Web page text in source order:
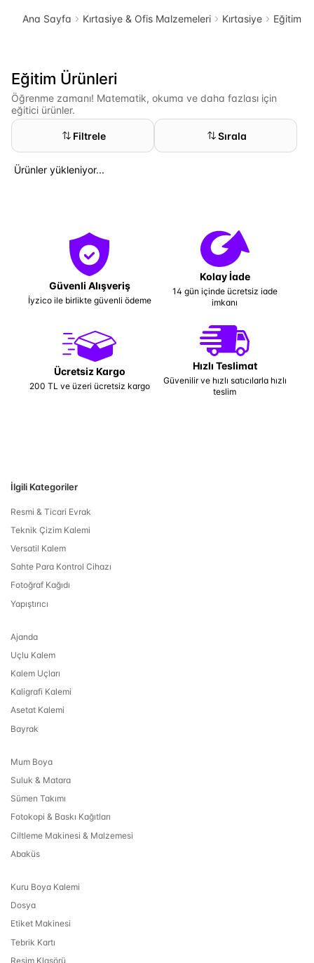
Ana Sayfa Kırtasiye & Ofis Malzemeleri Kırtasiye Eğitim
Eğitim Ürünleri
Öğrenme zamanı! Matematik, okuma ve daha fazlası için
eğitici ürünler.
Filtrele Sırala
Ürünler yükleniyor...
Güvenli Alışveriş
İyzico ile birlikte güvenli ödeme
Kolay İade
14 gün içinde ücretsiz iade
imkanı
Ücretsiz Kargo
200 TL ve üzeri ücretsiz kargo
Hızlı Teslimat
Güvenilir ve hızlı satıcılarla hızlı
teslim
İlgili Kategoriler
Resmi & Ticari Evrak
Teknik Çizim Kalemi
Versatil Kalem
Sahte Para Kontrol Cihazı
Fotoğraf Kağıdı
Yapıştırıcı
Ajanda
Uçlu Kalem
Kalem Uçları
Kaligrafi Kalemi
Asetat Kalemi
Bayrak
Mum Boya
Suluk & Matara
Sümen Takımı
Fotokopi & Baskı Kağıtları
Ciltleme Makinesi & Malzemesi
Abaküs
Kuru Boya Kalemi
Dosya
Etiket Makinesi
Tebrik Kartı
Resim Klasörü